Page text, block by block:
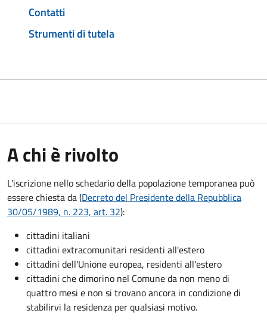
Contatti
Strumenti di tutela
A chi è rivolto
L'iscrizione nello schedario della popolazione temporanea può
essere chiesta da (Decreto del Presidente della Repubblica
30/05/1989, n. 223, art. 32):
cittadini italiani
cittadini extracomunitari residenti all'estero
cittadini dell'Unione europea, residenti all'estero
cittadini che dimorino nel Comune da non meno di
quattro mesi e non si trovano ancora in condizione di
stabilirvi la residenza per qualsiasi motivo.